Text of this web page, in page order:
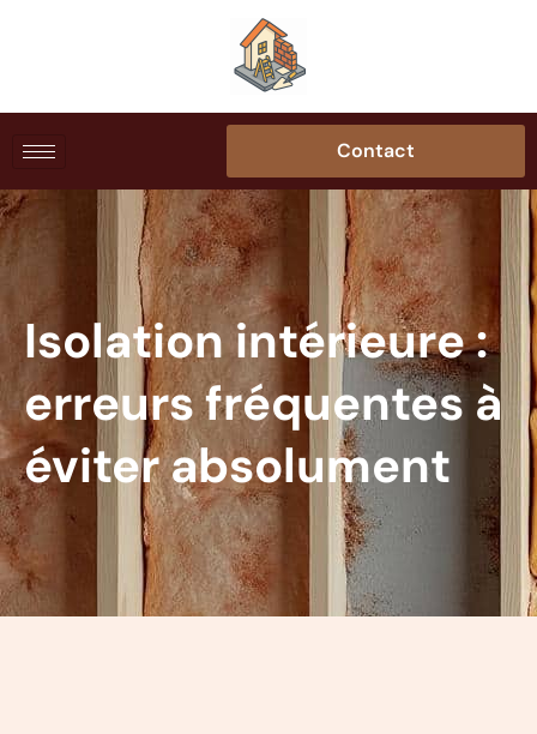
Contact
Isolation intérieure :
erreurs fréquentes à
éviter absolument